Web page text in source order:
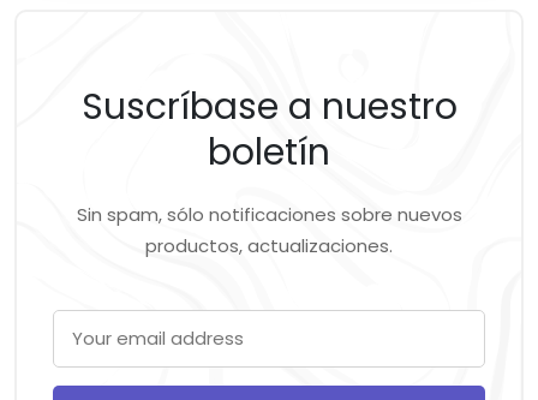
Suscríbase a nuestro
boletín
Sin spam, sólo notificaciones sobre nuevos
productos, actualizaciones.